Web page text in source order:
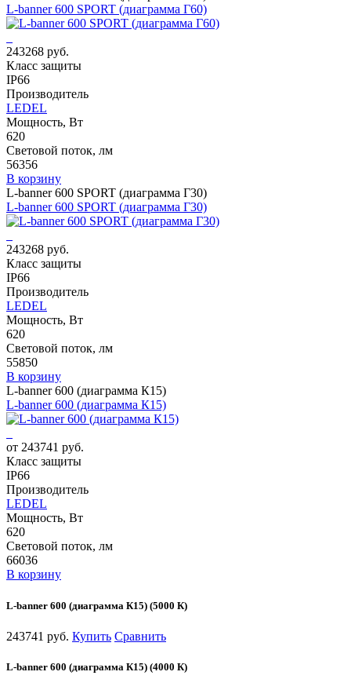
L-banner 600 SPORT (диаграмма Г60)
243268 руб.
Класс защиты
IP66
Производитель
LEDEL
Мощность, Вт
620
Световой поток, лм
56356
В корзину
L-banner 600 SPORT (диаграмма Г30)
L-banner 600 SPORT (диаграмма Г30)
243268 руб.
Класс защиты
IP66
Производитель
LEDEL
Мощность, Вт
620
Световой поток, лм
55850
В корзину
L-banner 600 (диаграмма К15)
L-banner 600 (диаграмма К15)
от 243741 руб.
Класс защиты
IP66
Производитель
LEDEL
Мощность, Вт
620
Световой поток, лм
66036
В корзину
L-banner 600 (диаграмма К15) (5000 К)
243741 руб. Купить Сравнить
L-banner 600 (диаграмма К15) (4000 К)